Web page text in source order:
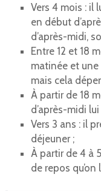
Vers 4 mois : il
en début
d’après-midi,
Entre 12 et 18
matinée et une
mais cela
À partir de 18
d’après-midi
Vers 3 ans : il
déjeuner ;
À partir de 4 à
de repos